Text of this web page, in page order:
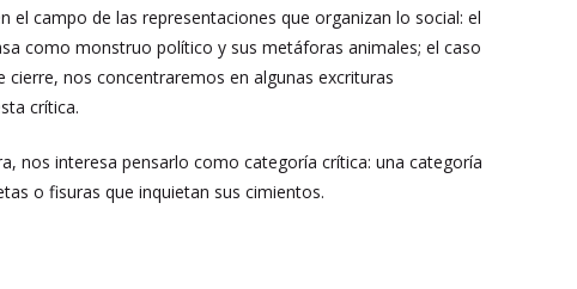
campo de las representaciones que organizan lo social: el
como monstruo político y sus metáforas animales; el caso
nos concentraremos en algunas excrituras
crítica.
nos interesa pensarlo como categoría crítica: una categoría
o fisuras que inquietan sus cimientos.